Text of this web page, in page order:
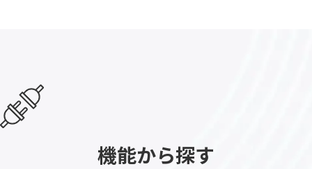
機能から探す